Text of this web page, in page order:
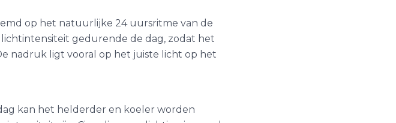
op het natuurlijke 24 uursritme van de
gedurende de dag, zodat het
nadruk ligt vooral op het juiste licht op het
kan het helderder en koeler worden